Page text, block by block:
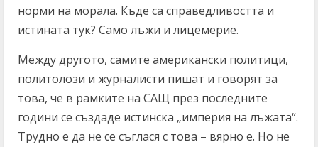
норми на морала. Къде са справедливостта и
истината тук? Само лъжи и лицемерие.
Между другото, самите американски политици,
политолози и журналисти пишат и говорят за
това, че в рамките на САЩ през последните
години се създаде истинска „империя на лъжата“.
Трудно е да не се съглася с това – вярно е. Но не